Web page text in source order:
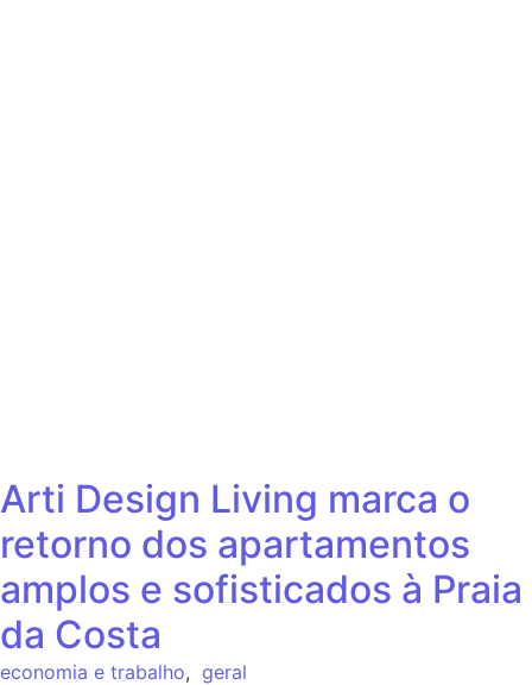
Arti Design Living marca o
retorno dos apartamentos
amplos e sofisticados à Praia
da Costa
economia e trabalho, geral